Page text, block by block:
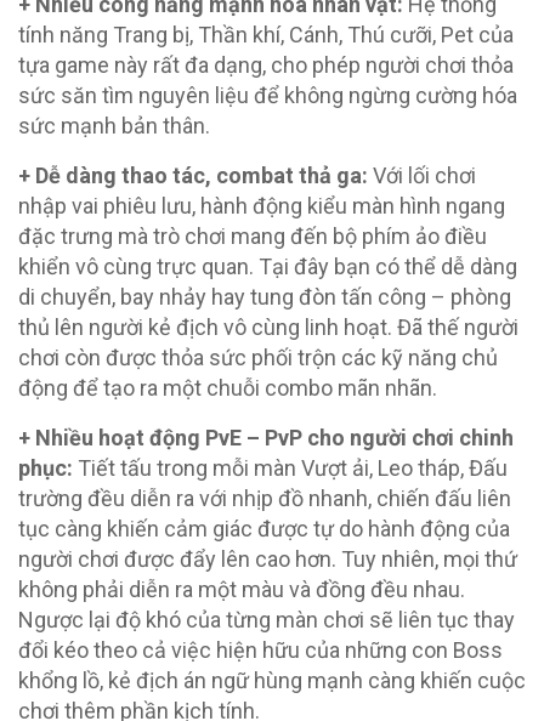
tính năng Trang bị, Thần khí, Cánh, Thú cưỡi, Pet của
tựa game này rất đa dạng, cho phép người chơi thỏa
sức săn tìm nguyên liệu để không ngừng cường hóa
sức mạnh bản thân.
+ Dễ dàng thao tác, combat thả ga: Với lối chơi
nhập vai phiêu lưu, hành động kiểu màn hình ngang
đặc trưng mà trò chơi mang đến bộ phím ảo điều
khiển vô cùng trực quan. Tại đây bạn có thể dễ dàng
di chuyển, bay nhảy hay tung đòn tấn công – phòng
thủ lên người kẻ địch vô cùng linh hoạt. Đã thế người
chơi còn được thỏa sức phối trộn các kỹ năng chủ
động để tạo ra một chuỗi combo mãn nhãn.
+ Nhiều hoạt động PvE – PvP cho người chơi chinh
phục: Tiết tấu trong mỗi màn Vượt ải, Leo tháp, Đấu
trường đều diễn ra với nhịp đồ nhanh, chiến đấu liên
tục càng khiến cảm giác được tự do hành động của
người chơi được đẩy lên cao hơn. Tuy nhiên, mọi thứ
không phải diễn ra một màu và đồng đều nhau.
Ngược lại độ khó của từng màn chơi sẽ liên tục thay
đổi kéo theo cả việc hiện hữu của những con Boss
khổng lồ, kẻ địch án ngữ hùng mạnh càng khiến cuộc
chơi thêm phần kịch tính.